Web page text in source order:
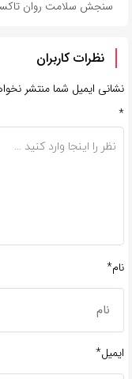
سنجش سلامت روان
نظرات کاربران
نشانی ایمیل شما منتشر
*
نام*
ایمیل*